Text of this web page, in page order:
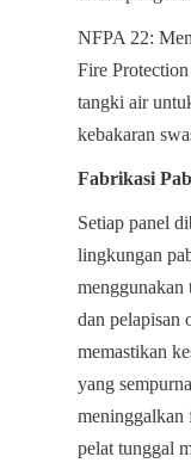
NFPA 22:
Fire
tangki air
kebakaran
Fabrikasi
Setiap panel
lingkungan
menggunakan
dan pelapisan
memastikan
yang
meninggalkan
pelat tunggal